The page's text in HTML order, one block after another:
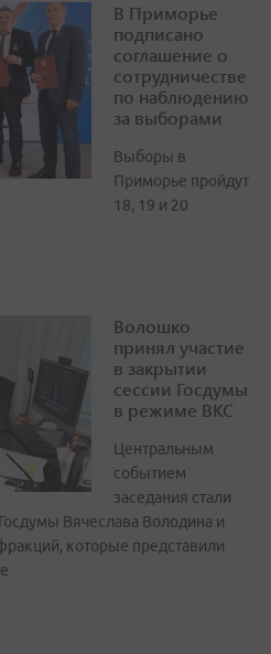
В Приморье
подписано
соглашение о
сотрудничестве
по наблюдению
за выборами
Выборы в
Приморье пройдут
18, 19 и 20
Волошко
принял участие
в закрытии
сессии Госдумы
в режиме ВКС
Центральным
событием
заседания стали
Вячеслава Володина и
которые представили